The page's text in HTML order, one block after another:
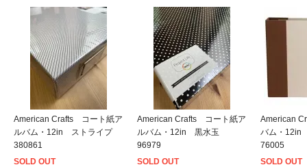
American Crafts コート紙ア
ルバム・12in ストライプ
380861
SOLD OUT
American Crafts コート紙ア
ルバム・12in 黒水玉
96979
SOLD OUT
American
バム・
76005
SOLD OUT